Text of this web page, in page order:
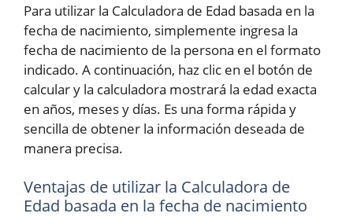
Para utilizar la Calculadora de Edad basada en la
fecha de nacimiento, simplemente ingresa la
fecha de nacimiento de la persona en el formato
indicado. A continuación, haz clic en el botón de
calcular y la calculadora mostrará la edad exacta
en años, meses y días. Es una forma rápida y
sencilla de obtener la información deseada de
manera precisa.
Ventajas de utilizar la Calculadora de
Edad basada en la fecha de nacimiento